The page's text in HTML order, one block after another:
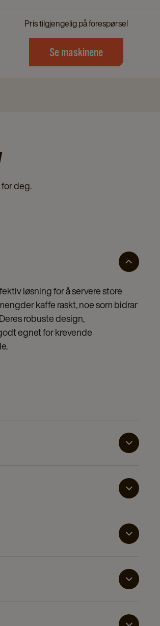
Pris tilgjengelig på forespørsel
Se maskinene
deg.
løsning for å servere store
kaffe raskt, noe som bidrar
robuste design,
egnet for krevende
kvalitet. De er